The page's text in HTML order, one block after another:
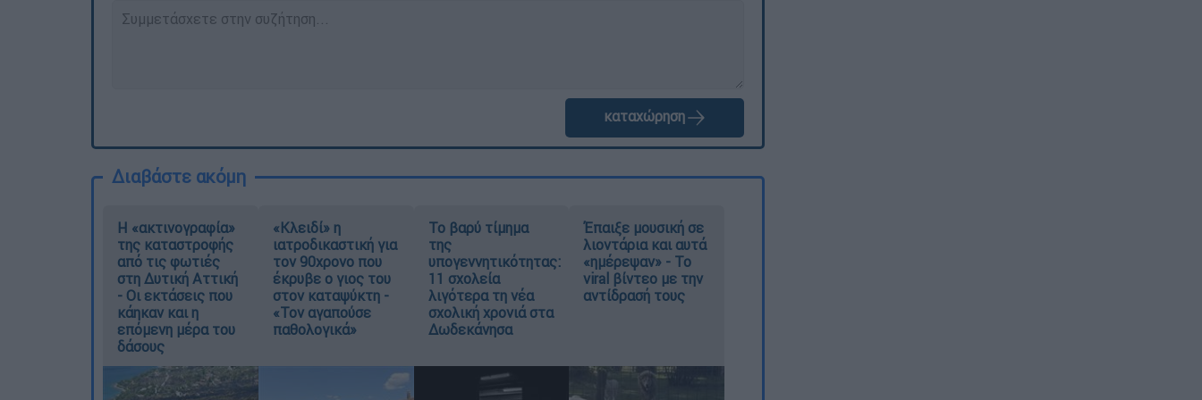
καταχώρηση
Διαβάστε ακόμη
Η «ακτινογραφία»
της καταστροφής
από τις φωτιές
στη Δυτική Αττική
- Οι εκτάσεις που
κάηκαν και η
επόμενη μέρα του
δάσους
«Κλειδί» η
ιατροδικαστική για
τον 90χρονο που
έκρυβε ο γιος του
στον καταψύκτη -
«Τον αγαπούσε
παθολογικά»
Το βαρύ τίμημα
της
υπογεννητικότητας:
11 σχολεία
λιγότερα τη νέα
σχολική χρονιά στα
Δωδεκάνησα
Έπαιξε μουσική σε
λιοντάρια και αυτά
«ημέρεψαν» - Το
viral βίντεο με την
αντίδρασή τους